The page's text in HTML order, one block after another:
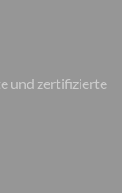
und zertifizierte